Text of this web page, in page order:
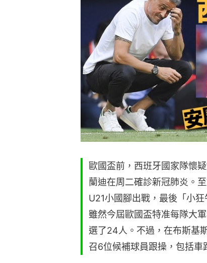
歐國盃前，西班牙國家隊懷
蘭迪在周二確診新冠肺炎。
U21小國腳出戰，最後「小
雖然今屆歐國盃特准每隊大
選了24人。不過，在布斯基
召6位候補球員跟操，包括車